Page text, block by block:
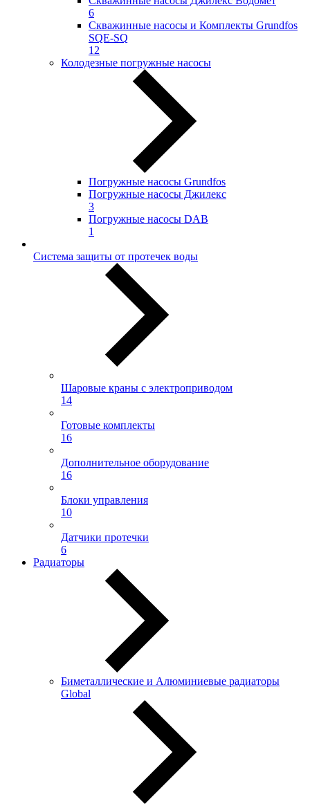
6
Скважинные насосы и Комплекты Grundfos
SQE-SQ
12
Колодезные погружные насосы
Погружные насосы Grundfos
Погружные насосы Джилекс
3
Погружные насосы DAB
1
Система защиты от протечек воды
Шаровые краны с электроприводом
14
Готовые комплекты
16
Дополнительное оборудование
16
Блоки управления
10
Датчики протечки
6
Радиаторы
Биметаллические и Алюминиевые радиаторы
Global